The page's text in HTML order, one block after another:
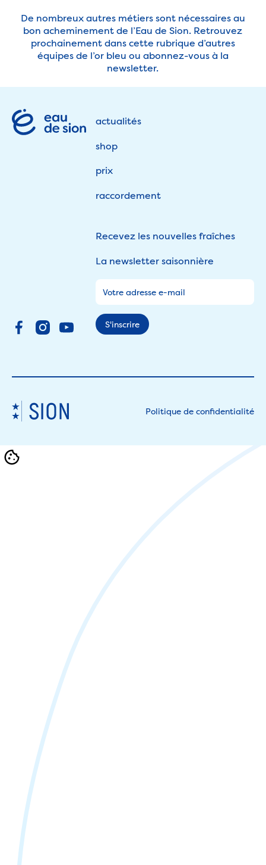
De nombreux autres métiers sont nécessaires au
bon acheminement de l’Eau de Sion. Retrouvez
prochainement dans cette rubrique d’autres
équipes de l’or bleu ou abonnez-vous à la
newsletter.
actualités
shop
prix
raccordement
Recevez les nouvelles fraîches
La newsletter saisonnière
Politique de confidentialité